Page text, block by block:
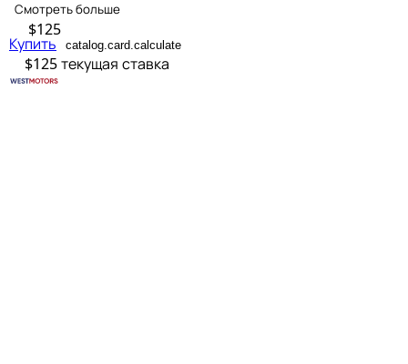
Смотреть больше
$125
Купить catalog.card.calculate
$125текущая ставка